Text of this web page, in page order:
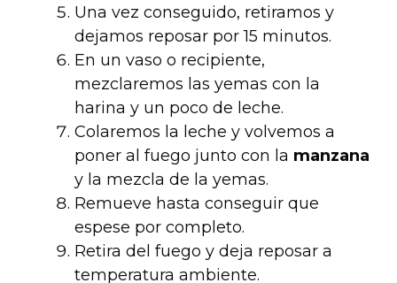
Una vez conseguido, retiramos y
dejamos reposar por 15 minutos.
En un vaso o recipiente,
mezclaremos las yemas con la
harina y un poco de leche.
Colaremos la leche y volvemos a
poner al fuego junto con la manzana
y la mezcla de la yemas.
Remueve hasta conseguir que
espese por completo.
Retira del fuego y deja reposar a
temperatura ambiente.